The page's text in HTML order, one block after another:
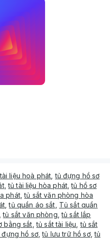
liệu hoà phát ,tủ đựng hồ sơ
,tủ tài liệu hòa phát ,tủ hồ sơ
phát,tủ sắt văn phòng hòa
,tủ quần áo sắt Tủ sắt quần
,tủ sắt văn phòng ,tủ sắt lắp
bằng sắt ,tủ sắt tài liệu ,tủ sắt
đựng hồ sơ,tủ lưu trữ hồ sơ,tủ